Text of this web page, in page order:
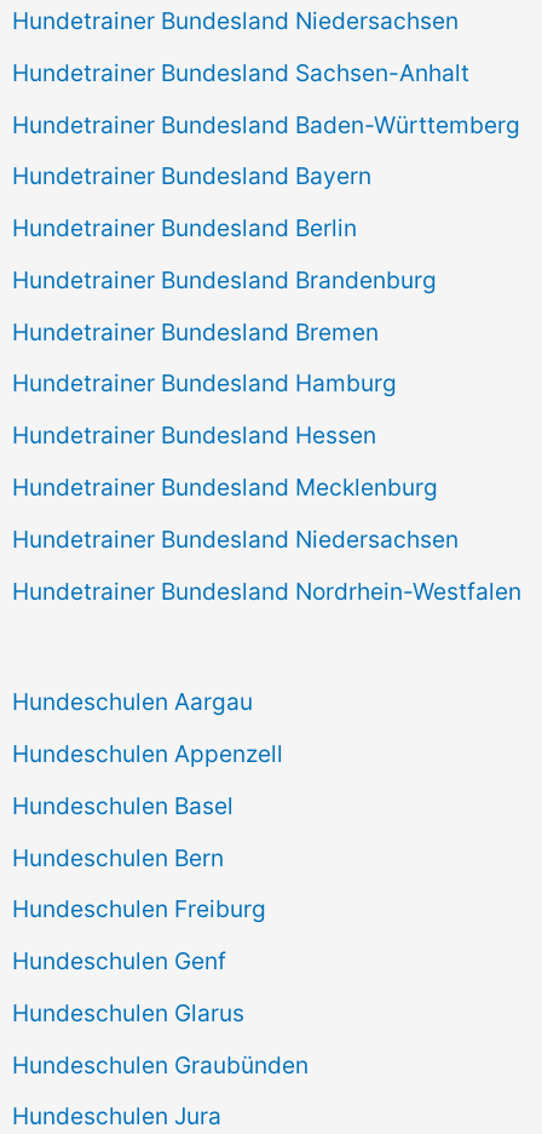
Hundetrainer Bundesland Niedersachsen
Hundetrainer Bundesland Sachsen-Anhalt
Hundetrainer Bundesland Baden-Württemberg
Hundetrainer Bundesland Bayern
Hundetrainer Bundesland Berlin
Hundetrainer Bundesland Brandenburg
Hundetrainer Bundesland Bremen
Hundetrainer Bundesland Hamburg
Hundetrainer Bundesland Hessen
Hundetrainer Bundesland Mecklenburg
Hundetrainer Bundesland Niedersachsen
Hundetrainer Bundesland Nordrhein-Westfalen
Hundeschulen Aargau
Hundeschulen Appenzell
Hundeschulen Basel
Hundeschulen Bern
Hundeschulen Freiburg
Hundeschulen Genf
Hundeschulen Glarus
Hundeschulen Graubünden
Hundeschulen Jura